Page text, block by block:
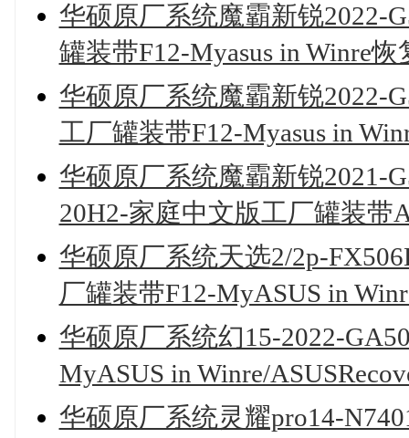
华硕原厂系统魔霸新锐2022-
罐装带F12-Myasus in Winre恢
华硕原厂系统魔霸新锐2022-
工厂罐装带F12-Myasus in
华硕原厂系统魔霸新锐2021-
20H2-家庭中文版工厂罐装带
华硕原厂系统天选2/2p-
厂罐装带F12-MyASUS in
华硕原厂系统幻15-2022-
MyASUS in Winre/
华硕原厂系统灵耀pro14-